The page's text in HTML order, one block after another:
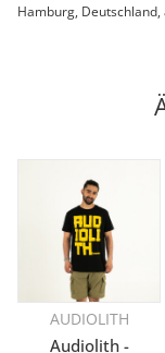
Hamburg,
AUDIOLITH
Audiolith -